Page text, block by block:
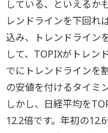
している、といえるか
レンドラインを下回れ
込み、トレンドライン
して、TOPIXがトレン
でにトレンドラインを
の安値を付けるタイミ
しかし、日経平均を
12.2倍です。年初の